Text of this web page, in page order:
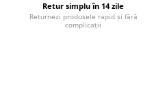
Retur simplu în 14 zile
Returnezi produsele rapid și fără
complicații